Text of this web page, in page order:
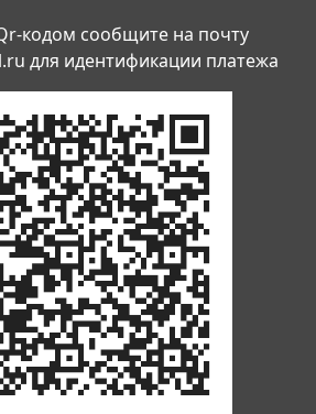
кодом сообщите на почту
для идентификации платежа